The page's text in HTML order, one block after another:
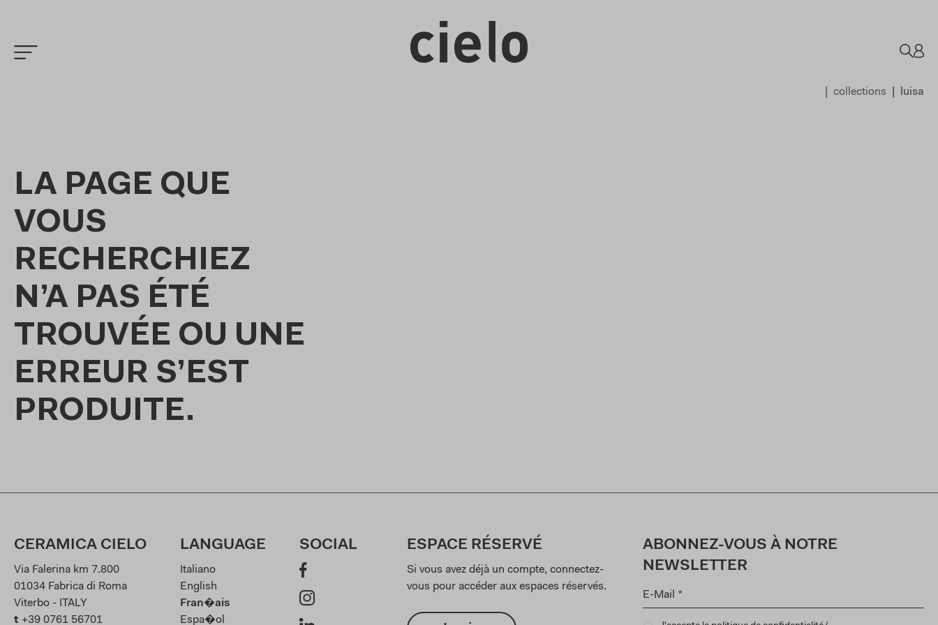
collections luisa
LA PAGE QUE
VOUS
RECHERCHIEZ
N’A PAS ÉTÉ
TROUVÉE OU UNE
ERREUR S’EST
PRODUITE.
CERAMICA CIELO
Via Falerina km 7.800
01034 Fabrica di Roma
Viterbo - ITALY
t +39 0761 56701
LANGUAGE
Italiano
English
Fran�ais
Espa�ol
SOCIAL ESPACE RÉSERVÉ
Si vous avez déjà un compte, connectez-
vous pour accéder aux espaces réservés.
ABONNEZ-VOUS À NOTRE
NEWSLETTER